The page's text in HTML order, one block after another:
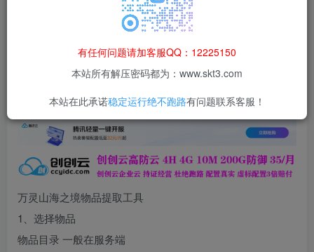
本站所有资源均为网络收集整理而来，仅供学习研究使用，请在下
载后24h内删除，谢谢合作！
本站资源仅用于学习交流，禁止商业运营与违法、侵权
等非法行为；资源下载后请于 24 小时内删除，违规后
果由使用者自行承担。
万灵山海之境物品提取工具
1、选择物品
物品目录 一般在服务端
有任何问题请加客服QQ：12225150
本站所有解压密码都为：www.skt3.com
本站在此承诺稳定运行绝不跑路有问题联系客服！